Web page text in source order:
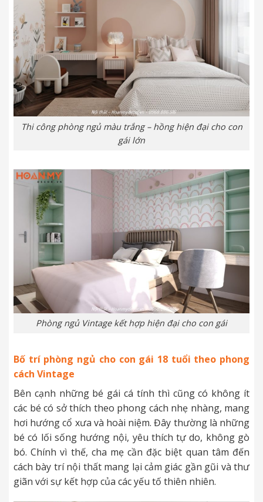
Thi công phòng ngủ màu trắng – hồng hiện đại cho con
gái lớn
Phòng ngủ Vintage kết hợp hiện đại cho con gái
Bố trí phòng ngủ cho con gái 18 tuổi theo phong
cách Vintage
Bên cạnh những bé gái cá tính thì cũng có không ít
các bé có sở thích theo phong cách nhẹ nhàng, mang
hơi hướng cổ xưa và hoài niệm. Đây thường là những
bé có lối sống hướng nội, yêu thích tự do, không gò
bó. Chính vì thế, cha mẹ cần đặc biệt quan tâm đến
cách bày trí nội thất mang lại cảm giác gần gũi và thư
giãn với sự kết hợp của các yếu tố thiên nhiên.